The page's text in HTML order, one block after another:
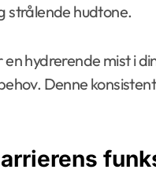
strålende hudtone.
en hydrerende mist i
Denne